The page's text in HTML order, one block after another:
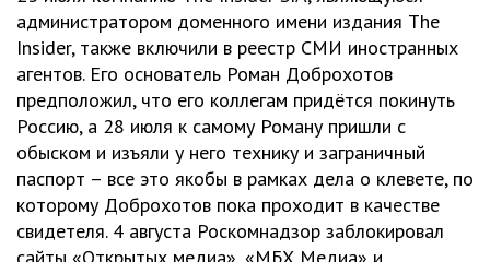
администратором доменного имени издания The
Insider, также включили в реестр СМИ иностранных
агентов. Его основатель Роман Доброхотов
предположил, что его коллегам придётся покинуть
Россию, а 28 июля к самому Роману пришли с
обыском и изъяли у него технику и заграничный
паспорт – все это якобы в рамках дела о клевете, по
которому Доброхотов пока проходит в качестве
свидетеля. 4 августа Роскомнадзор заблокировал